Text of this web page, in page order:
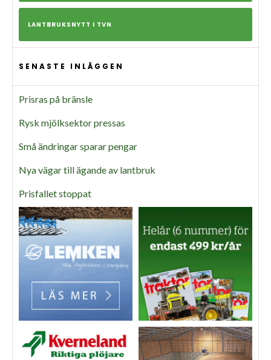
LANTBRUKSNYTT I TVN
SENASTE INLÄGGEN
Prisras på bränsle
Rysk mjölksektor pressas
Små ändringar sparar pengar
Nya vägar till ägande av lantbruk
Prisfallet stoppat